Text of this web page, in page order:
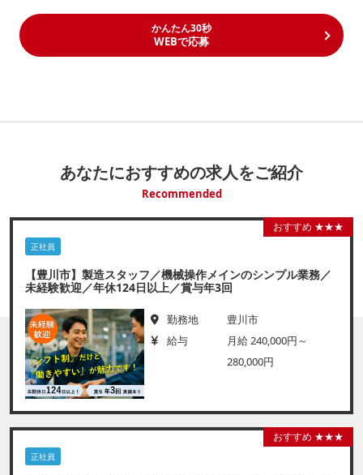
かんたん30秒
WEBで応募
あなたにおすすめの求人をご紹介
Recommended
おすすめ ★★★
正社員
【豊川市】製造スタッフ／機械操作メインのシンプル業務／
未経験歓迎／年休124日以上／賞与年3回
勤務地
豊川市
給与
月給 240,000円～
280,000円
おすすめ ★★★
正社員